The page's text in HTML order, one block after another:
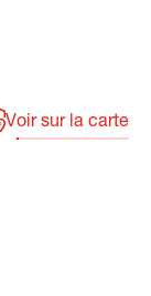
Voir sur la carte